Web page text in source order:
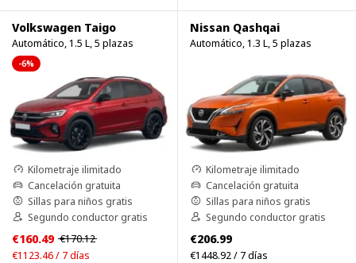
Volkswagen Taigo
Automático, 1.5 L, 5 plazas
-6%
Kilometraje ilimitado
Cancelación gratuita
Sillas para niños gratis
Segundo conductor gratis
€160.49 €170.12
€1123.46 / 7 días
Nissan Qashqai
Automático, 1.3 L, 5 plazas
Kilometraje ilimitado
Cancelación gratuita
Sillas para niños gratis
Segundo conductor gratis
€206.99
€1448.92 / 7 días